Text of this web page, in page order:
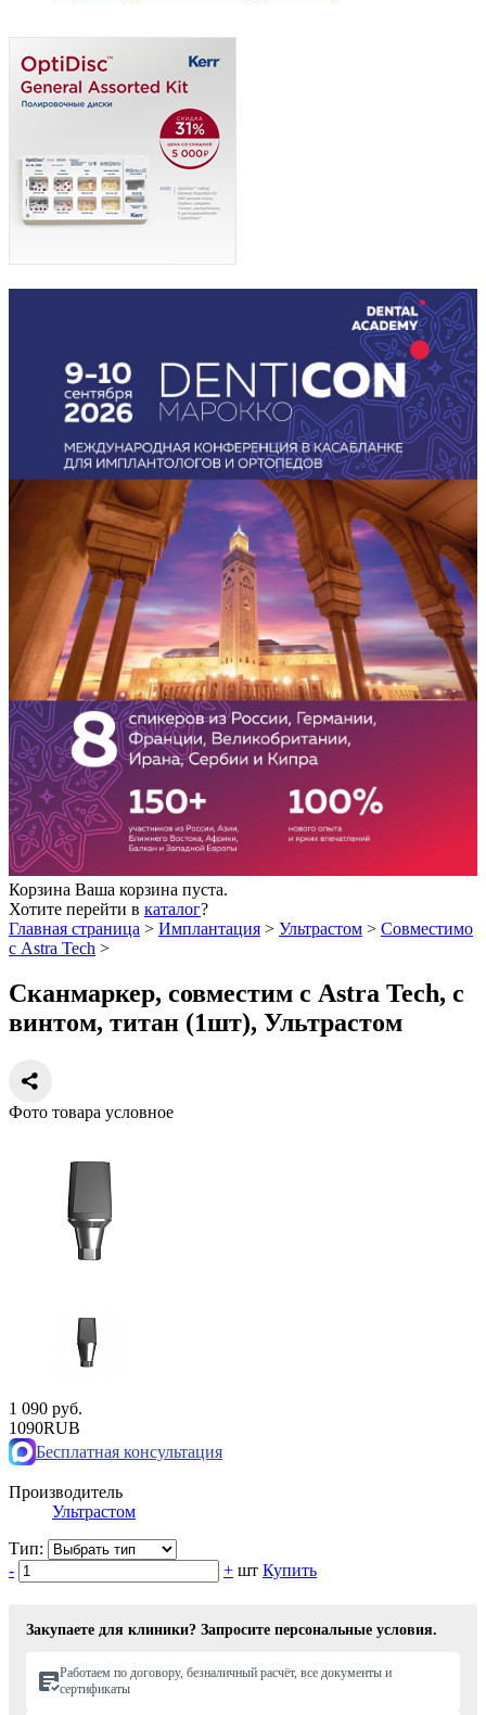
Корзина Ваша корзина пуста.
Хотите перейти в каталог?
Главная страница > Имплантация > Ультрастом > Совместимо
с Astra Tech >
Сканмаркер, совместим с Astra Tech, с
винтом, титан (1шт), Ультрастом
Фото товара условное
1 090 руб.
1090RUB
Бесплатная консультация
Производитель
Ультрастом
Тип:
-
+ шт Купить
Закупаете для клиники? Запросите персональные условия.
Работаем по договору, безналичный расчёт, все документы и
сертификаты